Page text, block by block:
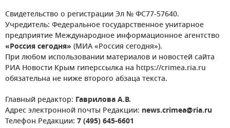
Свидетельство о регистрации Эл № ФС77-57640.
Учредитель: Федеральное государственное унитарное
предприятие Международное информационное агентство
«Россия сегодня» (МИА «Россия сегодня»).
При любом использовании материалов и новостей сайта
РИА Новости Крым гиперссылка на https://crimea.ria.ru
обязательна не ниже второго абзаца текста.
Главный редактор: Гаврилова А.В.
Адрес электронной почты Редакции: news.crimea@ria.ru
Телефон Редакции: 7 (495) 645-6601